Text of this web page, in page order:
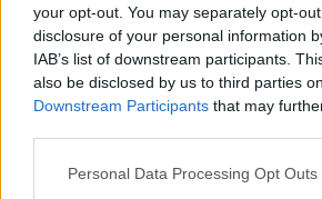
your opt-out. You may separately opt-
disclosure of your personal information
IAB’s list of downstream participants.
also be disclosed by us to third parties
Downstream Participants that may
Personal Data Processing Opt Outs
Liebe(r) Forum-Leser/in,
wenn Du in diesem Forum aktiv an
Gesprächen teilnehmen oder
starten möchtest, musst Du Dich
im Spiel einloggen. Falls Du noch
Spielaccount besitzt, bitte
Wir freuen uns auf Deinen nächsten